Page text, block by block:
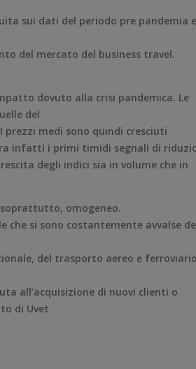
sui dati del periodo pre pandemia
del mercato del business travel.
dovuto alla crisi pandemica. Le
del
prezzi medi sono quindi cresciuti
infatti i primi timidi segnali di
degli indici sia in volume che in
omogeneo.
che si sono costantemente avvalse
del trasporto aereo e
all’acquisizione di nuovi clienti o
di Uvet